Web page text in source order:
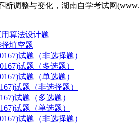
调整与变化，湖南自学考试网
算法设计题
填空题
试题（非选择题）
试题（多选题）
试题（单选题）
试题（非选择题）
试题（多选题）
试题（单选题）
试题（非选择题）